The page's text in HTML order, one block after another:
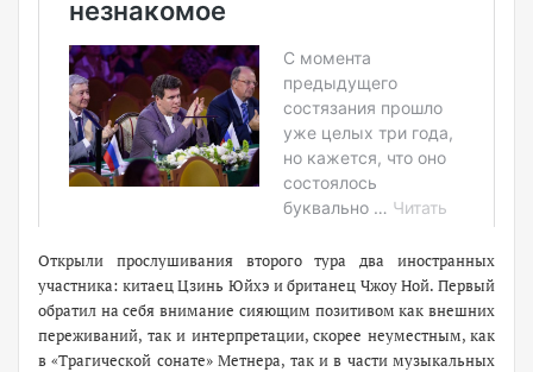
Открыли прослушивания второго тура два иностранных
участника: китаец Цзинь Юйхэ и британец Чжоу Ной. Первый
обратил на себя внимание сияющим позитивом как внешних
переживаний, так и интерпретации, скорее неуместным, как
в «Трагической сонате» Метнера, так и в части музыкальных